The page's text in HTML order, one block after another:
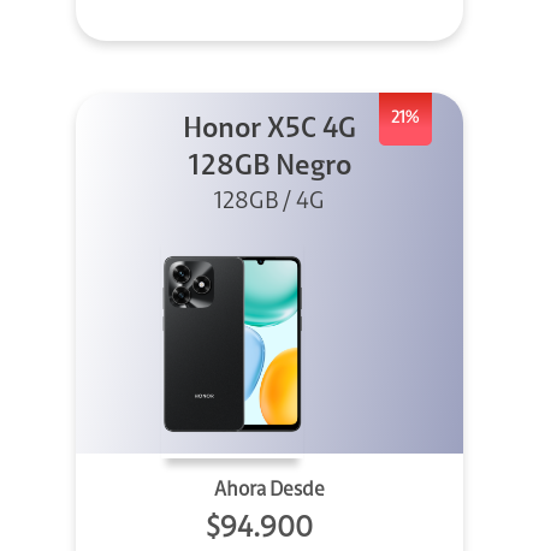
21%
Honor X5C 4G
128GB Negro
128GB / 4G
Ahora Desde
$94.900